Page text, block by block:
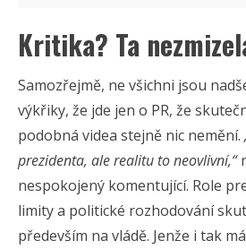
Kritika? Ta
Samozřejmě, ne všichni jsou
výkřiky, že jde jen o PR, že
podobná videa stejně nic nemění.
prezidenta, ale realitu to neovlivní,“
nespokojený komentující. Role
limity a politické rozhodování
především na vládě. Jenže i tak